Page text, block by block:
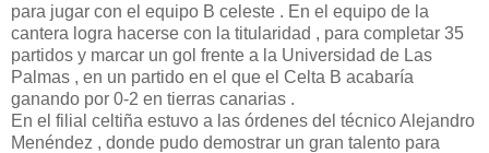
para jugar con el equipo B celeste . En el equipo de la
cantera logra hacerse con la titularidad , para completar 35
partidos y marcar un gol frente a la Universidad de Las
Palmas , en un partido en el que el Celta B acabaría
ganando por 0-2 en tierras canarias .
En el filial celtiña estuvo a las órdenes del técnico Alejandro
Menéndez , donde pudo demostrar un gran talento para